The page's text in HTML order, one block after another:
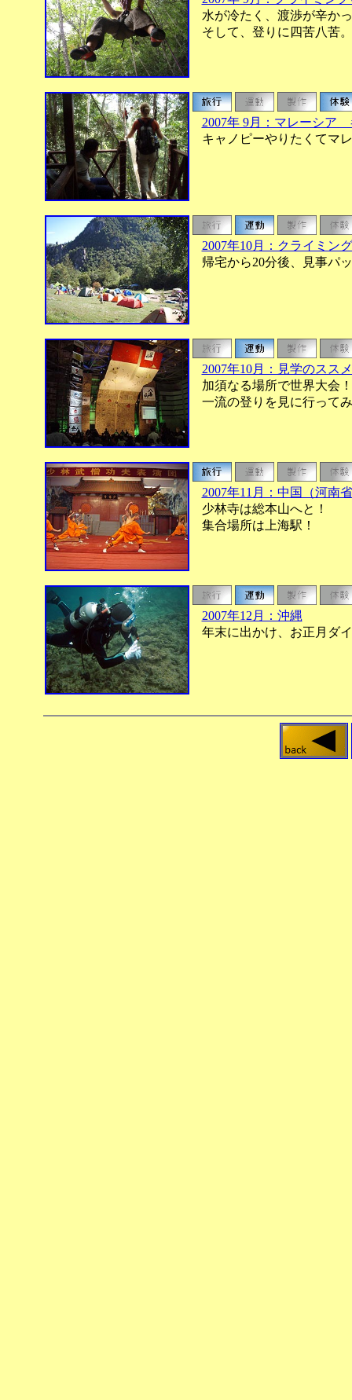
水が冷たく、渡渉が辛か
そして、登りに四苦八苦
2007年 9月：マレーシア
キャノピーやりたくてマ
2007年10月：クライミン
帰宅から20分後、見事パ
2007年10月：見学のス
加須なる場所で世界大会！
一流の登りを見に行って
2007年11月：中国（河南
少林寺は総本山へと！
集合場所は上海駅！
2007年12月：沖縄
年末に出かけ、お正月ダ